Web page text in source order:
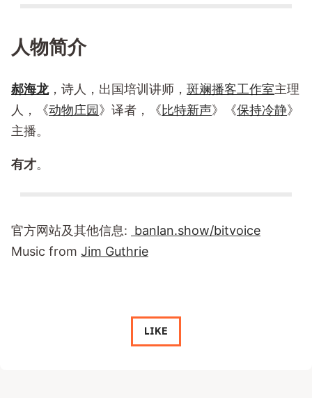
人物简介
郝海龙，诗人，出国培训讲师， 斑斓播客工作室主理
人，《动物庄园》译者，《比特新声》《保持冷静》
主播。
有才。
官方网站及其他信息: banlan.show/bitvoice
Music from Jim Guthrie
LIKE